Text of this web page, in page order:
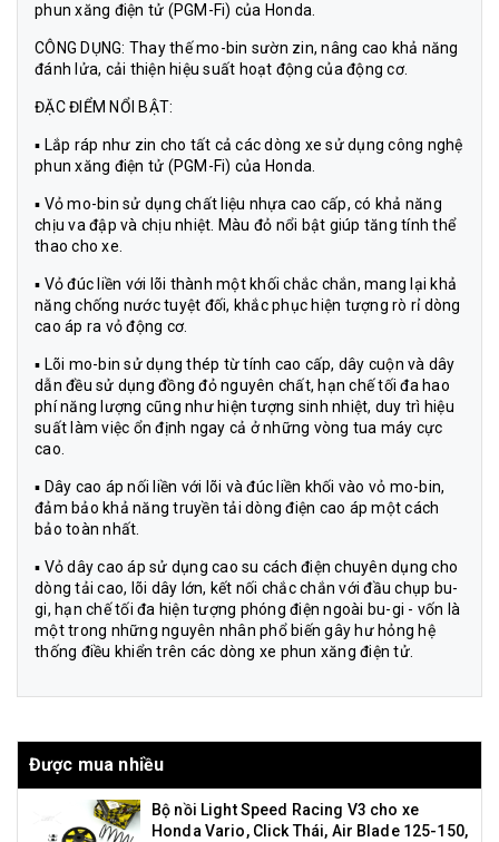
phun xăng điện tử (PGM-Fi) của Honda.
CÔNG DỤNG: Thay thế mo-bin sườn zin, nâng cao khả năng
đánh lửa, cải thiện hiệu suất hoạt động của động cơ.
ĐẶC ĐIỂM NỔI BẬT:
▪ Lắp ráp như zin cho tất cả các dòng xe sử dụng công nghệ
phun xăng điện tử (PGM-Fi) của Honda.
▪ Vỏ mo-bin sử dụng chất liệu nhựa cao cấp, có khả năng
chịu va đập và chịu nhiệt. Màu đỏ nổi bật giúp tăng tính thể
thao cho xe.
▪ Vỏ đúc liền với lõi thành một khối chắc chắn, mang lại khả
năng chống nước tuyệt đối, khắc phục hiện tượng rò rỉ dòng
cao áp ra vỏ động cơ.
▪ Lõi mo-bin sử dụng thép từ tính cao cấp, dây cuộn và dây
dẫn đều sử dụng đồng đỏ nguyên chất, hạn chế tối đa hao
phí năng lượng cũng như hiện tượng sinh nhiệt, duy trì hiệu
suất làm việc ổn định ngay cả ở những vòng tua máy cực
cao.
▪ Dây cao áp nối liền với lõi và đúc liền khối vào vỏ mo-bin,
đảm bảo khả năng truyền tải dòng điện cao áp một cách
bảo toàn nhất.
▪ Vỏ dây cao áp sử dụng cao su cách điện chuyên dụng cho
dòng tải cao, lõi dây lớn, kết nối chắc chắn với đầu chụp bu-
gi, hạn chế tối đa hiện tượng phóng điện ngoài bu-gi - vốn là
một trong những nguyên nhân phổ biến gây hư hỏng hệ
thống điều khiển trên các dòng xe phun xăng điện tử.
Được mua nhiều
Bộ nồi Light Speed Racing V3 cho xe
Honda Vario, Click Thái, Air Blade 125-150,